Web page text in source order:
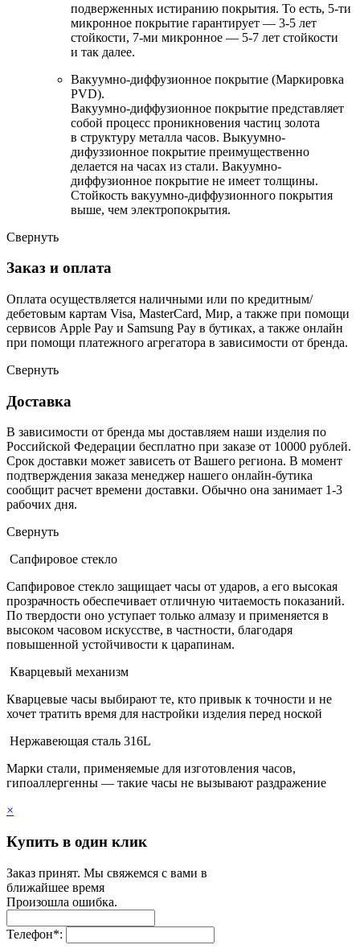
подверженных истиранию покрытия. То есть, 5-ти
микронное покрытие гарантирует — 3-5 лет
стойкости, 7-ми микронное — 5-7 лет стойкости
и так далее.
Вакуумно-диффузионное покрытие (Маркировка
PVD).
Вакуумно-диффузионное покрытие представляет
собой процесс проникновения частиц золота
в структуру металла часов. Выкуумно-
дифуззионное покрытие преимущественно
делается на часах из стали. Вакуумно-
диффузионное покрытие не имеет толщины.
Стойкость вакуумно-диффузионного покрытия
выше, чем электропокрытия.
Свернуть
Заказ и оплата
Оплата осуществляется наличными или по кредитным/
дебетовым картам Visa, MasterCard, Мир, а также при помощи
сервисов Apple Pay и Samsung Pay в бутиках, а также онлайн
при помощи платежного агрегатора в зависимости от бренда.
Свернуть
Доставка
В зависимости от бренда мы доставляем наши изделия по
Российской Федерации бесплатно при заказе от 10000 рублей.
Срок доставки может зависеть от Вашего региона. В момент
подтверждения заказа менеджер нашего онлайн-бутика
сообщит расчет времени доставки. Обычно она занимает 1-3
рабочих дня.
Свернуть
Сапфировое стекло
Сапфировое стекло защищает часы от ударов, а его высокая
прозрачность обеспечивает отличную читаемость показаний.
По твердости оно уступает только алмазу и применяется в
высоком часовом искусстве, в частности, благодаря
повышенной устойчивости к царапинам.
Кварцевый механизм
Кварцевые часы выбирают те, кто привык к точности и не
хочет тратить время для настройки изделия перед ноской
Нержавеющая сталь 316L
Марки стали, применяемые для изготовления часов,
гипоаллергенны — такие часы не вызывают раздражение
×
Купить в один клик
Заказ принят. Мы свяжемся с вами в
ближайшее время
Произошла ошибка.
Телефон*: